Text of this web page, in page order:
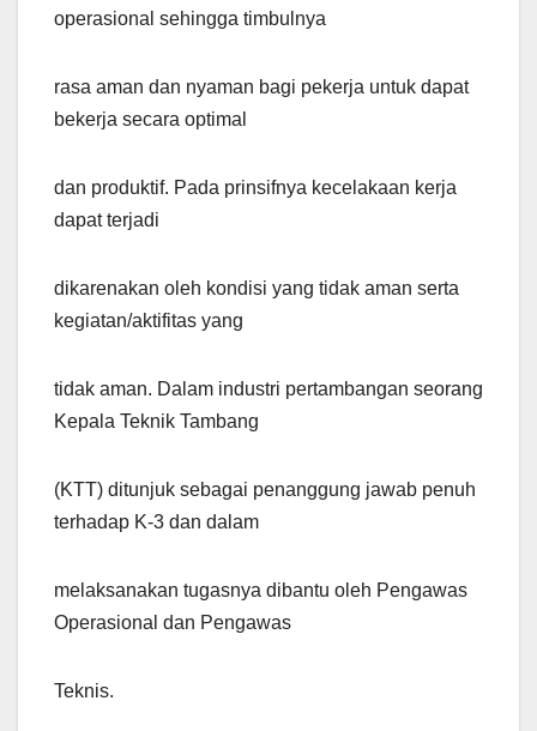
operasional sehingga timbulnya
rasa aman dan nyaman bagi pekerja untuk dapat
bekerja secara optimal
dan produktif. Pada prinsifnya kecelakaan kerja
dapat terjadi
dikarenakan oleh kondisi yang tidak aman serta
kegiatan/aktifitas yang
tidak aman. Dalam industri pertambangan seorang
Kepala Teknik Tambang
(KTT) ditunjuk sebagai penanggung jawab penuh
terhadap K-3 dan dalam
melaksanakan tugasnya dibantu oleh Pengawas
Operasional dan Pengawas
Teknis.